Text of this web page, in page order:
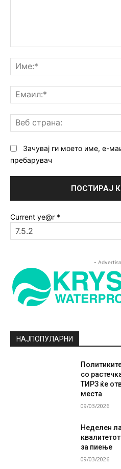
Зачувај ги моето име, е-
пребарувач
Current ye@r *
-
НАЈПОПУЛАРНИ
со
ТИРЗ ќе
места
09/03/2026
Неделен
за пиење
09/03/2026